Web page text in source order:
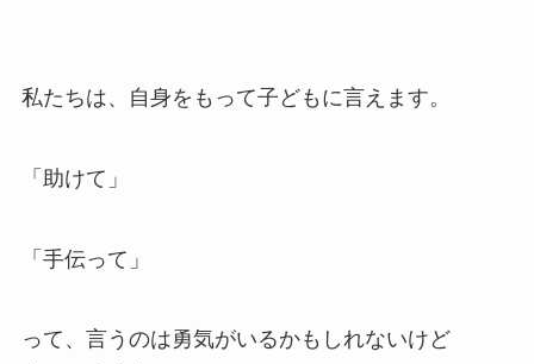
私たちは、自身をもって子どもに言えます。
「助けて」
「手伝って」
って、言うのは勇気がいるかもしれないけど